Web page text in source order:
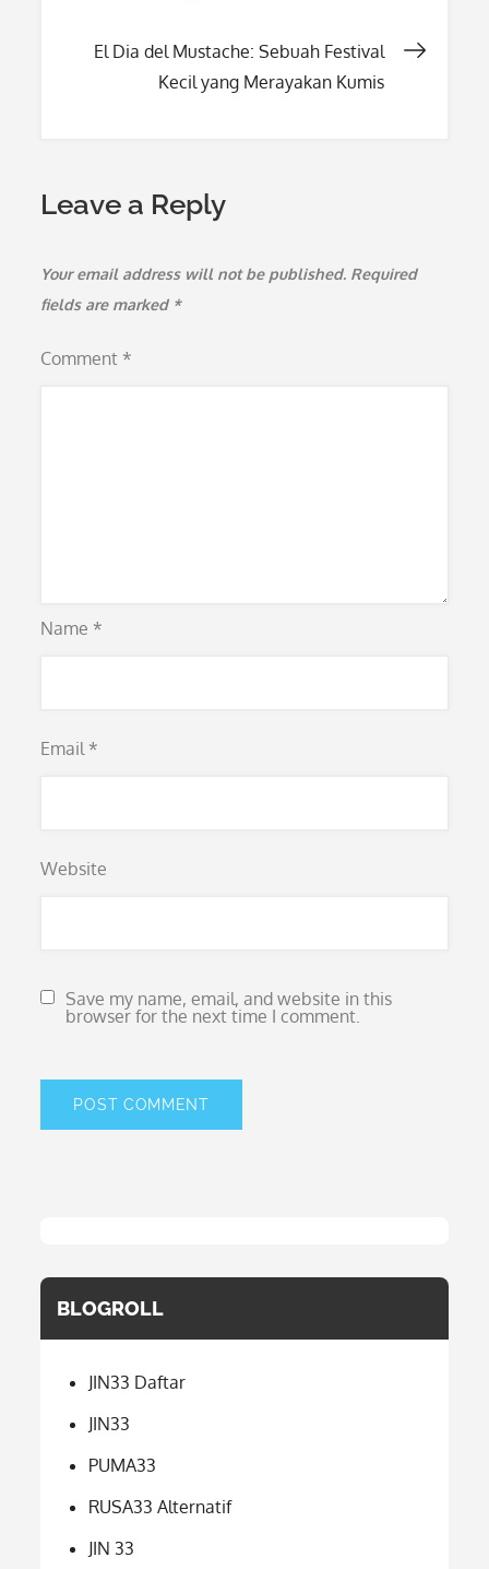
El Dia del Mustache: Sebuah Festival
Kecil yang Merayakan Kumis
Leave a Reply
Your email address will not be published. Required
fields are marked *
Comment *
Name *
Email *
Website
Save my name, email, and website in this
browser for the next time I comment.
BLOGROLL
JIN33 Daftar
JIN33
PUMA33
RUSA33 Alternatif
JIN 33